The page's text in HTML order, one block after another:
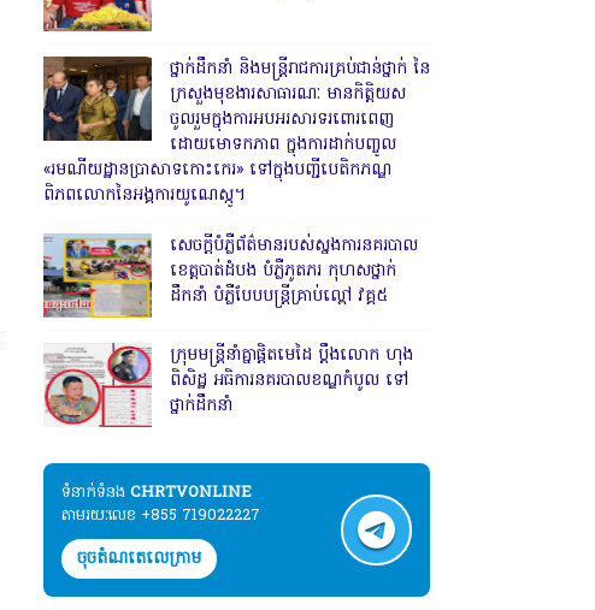
ថ្នាក់ដឹកនាំ និងមន្ត្រីរាជការគ្រប់ជាន់ថ្នាក់ នៃ
ក្រសួងមុខងារសាធារណៈ មានកិត្តិយស
ចូលរួមក្នុងការអបអរសារទរពោរពេញ
ដោយមោទកភាព ក្នុងការដាក់បញ្ចូល
«រមណីយដ្ឋានប្រាសាទកោះកេរ» ទៅក្នុងបញ្ជីបេតិកភណ្ឌ
ពិភពលោកនៃអង្គការយូណេស្កូ។
សេចក្តីបំភ្លឺព័ត៌មានរបស់ស្នងការនគរបាល
ខេត្តបាត់ដំបង បំភ្លឺភូតភរ កុហសថ្នាក់
ដឹកនាំ បំភ្លឺបែបបន្ត្រីគ្រាប់ល្ពៅ វគ្គ៥
ក្រុមមន្ត្រីនាំគ្នាផ្ដិតមេដៃ ប្ដឹងលោក ហុង
ពិសិដ្ឋ អធិការនគរបាលខណ្ឌកំបូល ទៅ
ថ្នាក់ដឹកនាំ
ទំនាក់ទំនង​​ CHRTVONLINE
តាមរយៈលេខ +855 719022227
ចុចតំណតេលេក្រាម